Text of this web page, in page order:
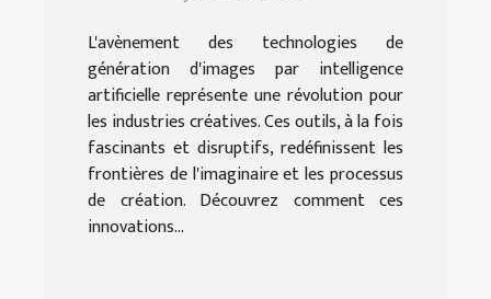
créatives
L'avènement des technologies de
génération d'images par intelligence
artificielle représente une révolution pour
les industries créatives. Ces outils, à la fois
fascinants et disruptifs, redéfinissent les
frontières de l'imaginaire et les processus
de création. Découvrez comment ces
innovations...